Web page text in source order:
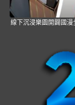
線下沉浸樂園開闢國